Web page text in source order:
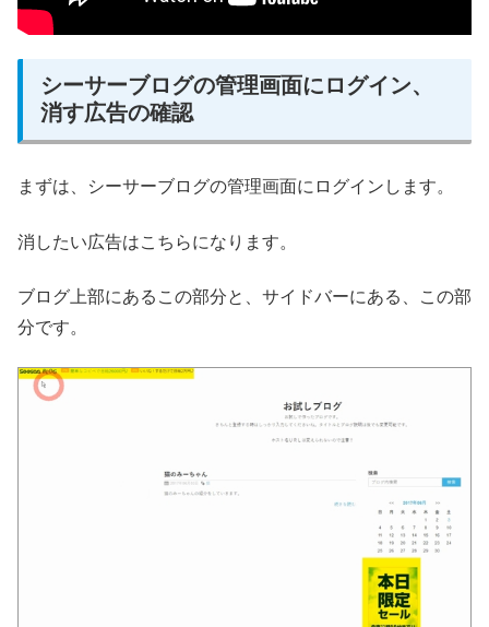
シーサーブログの管理画面にログイン、
消す広告の確認
まずは、シーサーブログの管理画面にログインします。
消したい広告はこちらになります。
ブログ上部にあるこの部分と、サイドバーにある、この部
分です。